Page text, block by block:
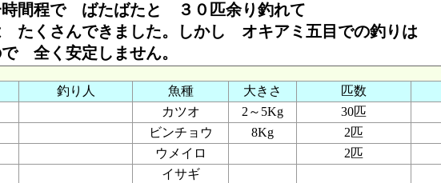
間程で ばたばたと ３０匹余り釣れて
たくさんできました。しかし オキアミ五目での釣りは
全く安定しません。
釣り人 魚種 大きさ 匹数
カツオ
2～5Kg
30匹
ビンチョウ
8Kg
2匹
ウメイロ
2匹
イサギ